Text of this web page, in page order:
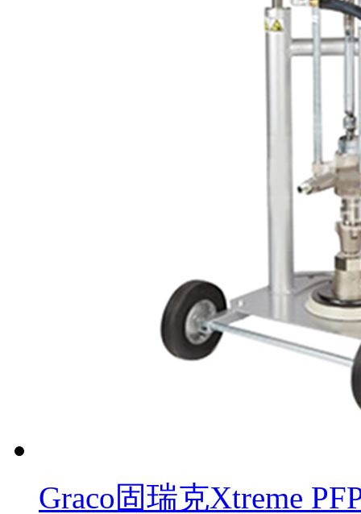
Graco固瑞克Xtreme